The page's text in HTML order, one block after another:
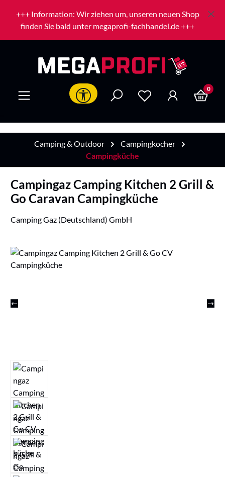
Zum Hauptinhalt springen
+++ Information: Wir ziehen um, unseren neuen Shop
finden Sie bald unter megaprofi-fachhandel.de +++
Werkzeugleiste anzeigen 0
Camping & Outdoor
Campingkocher
Campingküche
Campingaz Camping Kitchen 2 Grill &
Go Caravan Campingküche
Camping Gaz (Deutschland) GmbH
Bildergalerie überspringen